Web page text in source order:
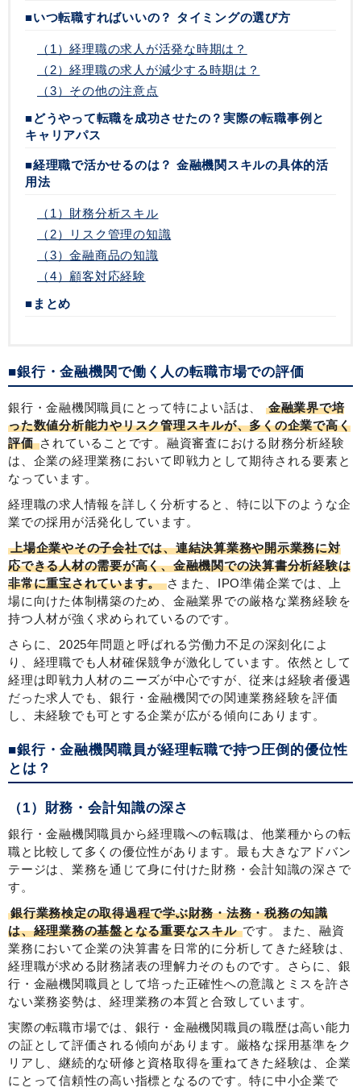
■いつ転職すればいいの？ タイミングの選び方
（1）経理職の求人が活発な時期は？
（2）経理職の求人が減少する時期は？
（3）その他の注意点
■どうやって転職を成功させたの？実際の転職事例と
キャリアパス
■経理職で活かせるのは？ 金融機関スキルの具体的活
用法
（1）財務分析スキル
（2）リスク管理の知識
（3）金融商品の知識
（4）顧客対応経験
■まとめ
■銀行・金融機関で働く人の転職市場での評価
銀行・金融機関職員にとって特によい話は、
金融業界で培
った数値分析能力やリスク管理スキルが、多くの企業で高く
評価 されていることです。融資審査における財務分析経験
は、企業の経理業務において即戦力として期待される要素と
なっています。
経理職の求人情報を詳しく分析すると、特に以下のような企
業での採用が活発化しています。
上場企業やその子会社では、連結決算業務や開示業務に対
応できる人材の需要が高く、金融機関での決算書分析経験は
非常に重宝されています。さまた、IPO準備企業では、上
場に向けた体制構築のため、金融業界での厳格な業務経験を
持つ人材が強く求められているのです。
さらに、2025年問題と呼ばれる労働力不足の深刻化によ
り、経理職でも人材確保競争が激化しています。依然として
経理は即戦力人材のニーズが中心ですが、従来は経験者優遇
だった求人でも、銀行・金融機関での関連業務経験を評価
し、未経験でも可とする企業が広がる傾向にあります。
■銀行・金融機関職員が経理転職で持つ圧倒的優位性
とは？
（1）財務・会計知識の深さ
銀行・金融機関職員から経理職への転職は、他業種からの転
職と比較して多くの優位性があります。最も大きなアドバン
テージは、業務を通じて身に付けた財務・会計知識の深さで
す。
銀行業務検定の取得過程で学ぶ財務・法務・税務の知識
は、経理業務の基盤となる重要なスキル です。また、融資
業務において企業の決算書を日常的に分析してきた経験は、
経理職が求める財務諸表の理解力そのものです。さらに、銀
行・金融機関職員として培った正確性への意識とミスを許さ
ない業務姿勢は、経理業務の本質と合致しています。
実際の転職市場では、銀行・金融機関職員の職歴は高い能力
の証として評価される傾向があります。厳格な採用基準をク
リアし、継続的な研修と資格取得を重ねてきた経験は、企業
にとって信頼性の高い指標となるのです。特に中小企業で